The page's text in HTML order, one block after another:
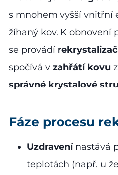
s mnohem vyšší vnitřní
žíhaný kov. K obnovení
se provádí
spočívá v zahřátí kovu
správné krystalové
Fáze procesu
Uzdravenínastává
teplotách (např. u